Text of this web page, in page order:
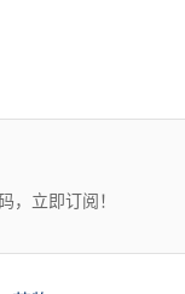
立即订阅！